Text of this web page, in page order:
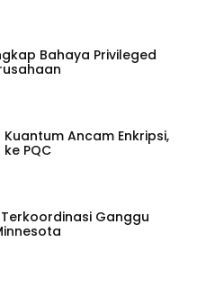
Bahaya Privileged
Kuantum Ancam Enkripsi,
PQC
Ganggu